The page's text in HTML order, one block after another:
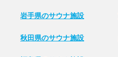
岩手県のサウナ施設
秋田県のサウナ施設